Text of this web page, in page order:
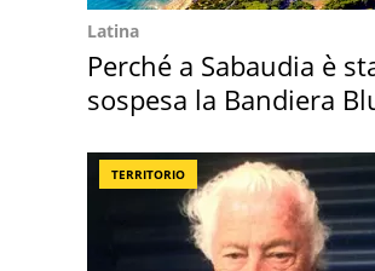
Latina
Perché a Sabaudia è
sospesa la Bandiera
TERRITORIO